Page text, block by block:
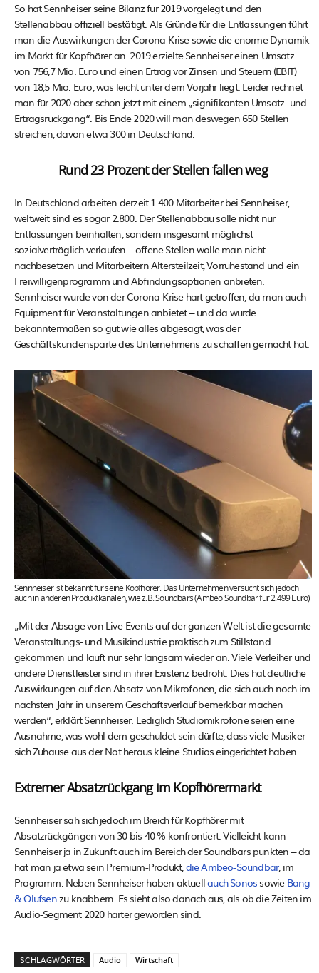
So hat Sennheiser seine Bilanz für 2019 vorgelegt und den
Stellenabbau offiziell bestätigt. Als Gründe für die Entlassungen führt
man die Auswirkungen der Corona-Krise sowie die enorme Dynamik
im Markt für Kopfhörer an. 2019 erzielte Sennheiser einen Umsatz
von 756,7 Mio. Euro und einen Ertrag vor Zinsen und Steuern (EBIT)
von 18,5 Mio. Euro, was leicht unter dem Vorjahr liegt. Leider rechnet
man für 2020 aber schon jetzt mit einem „signifikanten Umsatz- und
Ertragsrückgang“. Bis Ende 2020 will man deswegen 650 Stellen
streichen, davon etwa 300 in Deutschland.
Rund 23 Prozent der Stellen fallen weg
In Deutschland arbeiten derzeit 1.400 Mitarbeiter bei Sennheiser,
weltweit sind es sogar 2.800. Der Stellenabbau solle nicht nur
Entlassungen beinhalten, sondern insgesamt möglichst
sozialverträglich verlaufen – offene Stellen wolle man nicht
nachbesetzen und Mitarbeitern Altersteilzeit, Vorruhestand und ein
Freiwilligenprogramm und Abfindungsoptionen anbieten.
Sennheiser wurde von der Corona-Krise hart getroffen, da man auch
Equipment für Veranstaltungen anbietet – und da wurde
bekanntermaßen so gut wie alles abgesagt, was der
Geschäftskundensparte des Unternehmens zu schaffen gemacht hat.
Sennheiser ist bekannt für seine Kopfhörer. Das Unternehmen versucht sich jedoch
auch in anderen Produktkanälen, wie z.B. Soundbars (Ambeo Soundbar für 2.499 Euro)
„Mit der Absage von Live-Events auf der ganzen Welt ist die gesamte
Veranstaltungs- und Musikindustrie praktisch zum Stillstand
gekommen und läuft nur sehr langsam wieder an. Viele Verleiher und
andere Dienstleister sind in ihrer Existenz bedroht. Dies hat deutliche
Auswirkungen auf den Absatz von Mikrofonen, die sich auch noch im
nächsten Jahr in unserem Geschäftsverlauf bemerkbar machen
werden“, erklärt Sennheiser. Lediglich Studiomikrofone seien eine
Ausnahme, was wohl dem geschuldet sein dürfte, dass viele Musiker
sich Zuhause aus der Not heraus kleine Studios eingerichtet haben.
Extremer Absatzrückgang im Kopfhörermarkt
Sennheiser sah sich jedoch im Breich für Kopfhörer mit
Absatzrückgängen von 30 bis 40 % konfrontiert. Vielleicht kann
Sennheiser ja in Zukunft auch im Bereich der Soundbars punkten – da
hat man ja etwa sein Premium-Produkt, die Ambeo-Soundbar, im
Programm. Neben Sennheiser haben aktuellauch Sonos sowie Bang
& Olufsenzu knabbern. Es sieht also danach aus, als ob die Zeiten im
Audio-Segment 2020 härter geworden sind.
SCHLAGWÖRTER Audio Wirtschaft